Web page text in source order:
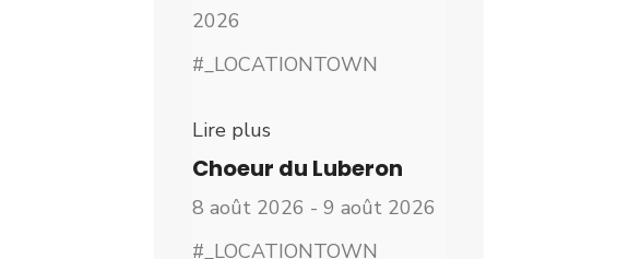
2026
#_LOCATIONTOWN
Lire plus
Choeur du Luberon
8 août 2026 - 9 août 2026
#_LOCATIONTOWN